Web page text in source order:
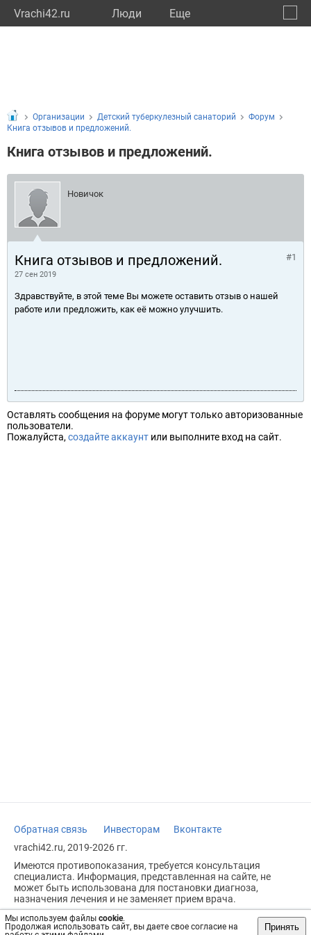
Vrachi42.ru Люди Eще
Мы используем файлы cookie.
Продолжая использовать сайт, вы даете свое согласие на
Принять
Организации Детский туберкулезный санаторий
Форум
Книга отзывов и предложений.
Книга отзывов и предложений.
Новичок
Книга отзывов и предложений.
27 сен 2019
#1
Здравствуйте, в этой теме Вы можете оставить отзыв о нашей
работе или предложить, как её можно улучшить.
Оставлять сообщения на форуме могут только авторизованные
пользователи.
Пожалуйста, создайте аккаунт или выполните вход на сайт.
Обратная связь Инвесторам
Вконтакте
vrachi42.ru, 2019-2026 гг.
Имеются противопоказания, требуется консультация
специалиста. Информация, представленная на сайте, не
может быть использована для постановки диагноза,
назначения лечения и не заменяет прием врача.
Возрастное ограничение: 18+